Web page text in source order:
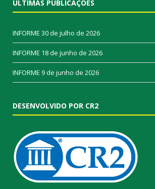
ÚLTIMAS PUBLICAÇÕES
INFORME 30 de julho de 2026
INFORME 18 de junho de 2026
INFORME 9 de junho de 2026
DESENVOLVIDO POR CR2